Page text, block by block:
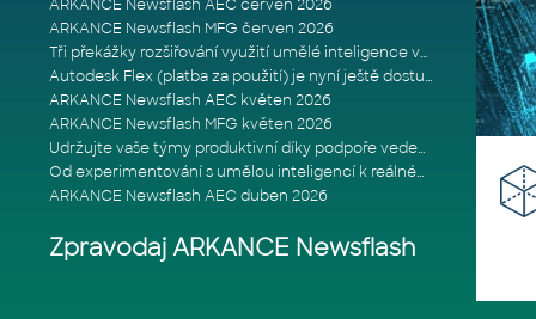
ARKANCE Newsflash AEC červen 2026
ARKANCE Newsflash MFG červen 2026
Tři překážky rozšiřování využití umělé inteligence ve stavebním prům
Autodesk Flex (platba za použití) je nyní ještě dostupnější
ARKANCE Newsflash AEC květen 2026
ARKANCE Newsflash MFG květen 2026
Udržujte vaše týmy produktivní díky podpoře vedené odborníky
Od experimentování s umělou inteligencí k reálnému dopadu na podniká
ARKANCE Newsflash AEC duben 2026
Zpravodaj ARKANCE Newsflash